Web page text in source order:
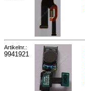
Artikelnr.:
9941921